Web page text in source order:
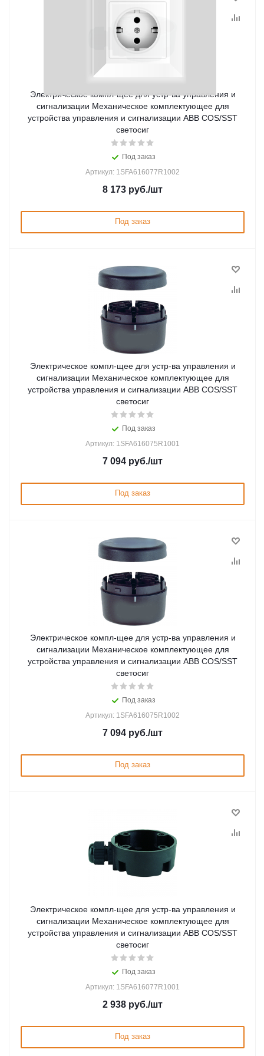
Электрическое компл-щее для устр-ва управления и
сигнализации Механическое комплектующее для
устройства управления и сигнализации ABB COS/SST
светосиг
Под заказ
Артикул: 1SFA616077R1002
8 173 руб./шт
Под заказ
Электрическое компл-щее для устр-ва управления и
сигнализации Механическое комплектующее для
устройства управления и сигнализации ABB COS/SST
светосиг
Под заказ
Артикул: 1SFA616075R1001
7 094 руб./шт
Под заказ
Электрическое компл-щее для устр-ва управления и
сигнализации Механическое комплектующее для
устройства управления и сигнализации ABB COS/SST
светосиг
Под заказ
Артикул: 1SFA616075R1002
7 094 руб./шт
Под заказ
Электрическое компл-щее для устр-ва управления и
сигнализации Механическое комплектующее для
устройства управления и сигнализации ABB COS/SST
светосиг
Под заказ
Артикул: 1SFA616077R1001
2 938 руб./шт
Под заказ